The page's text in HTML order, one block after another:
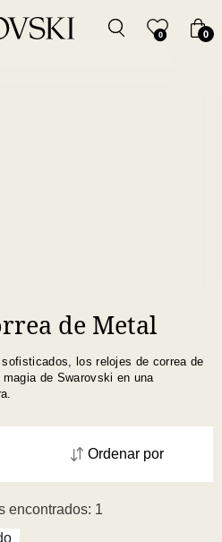
0 0
de Metal
los relojes de correa de
de Swarovski en una
encontrados: 1
Ordenar por